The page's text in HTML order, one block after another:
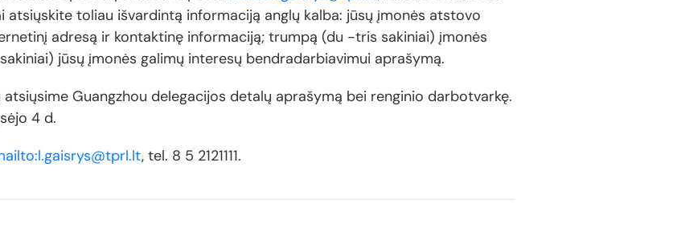
atsiųskite toliau išvardintą informaciją anglų kalba: jūsų įmonės atstovo
adresą ir kontaktinę informaciją; trumpą (du -tris sakiniai) įmonės
jūsų įmonės galimų interesų bendradarbiavimui aprašymą.
Guangzhou delegacijos detalų aprašymą bei renginio darbotvarkę.
4 d.
, tel. 8 5 2121111.